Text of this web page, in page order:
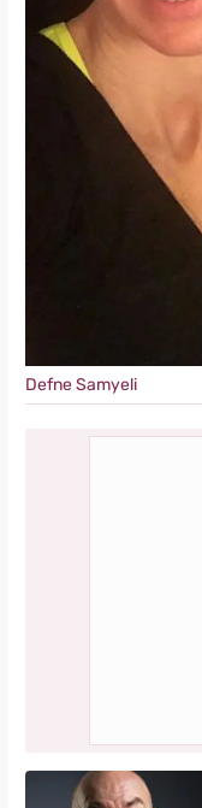
Defne Samyeli